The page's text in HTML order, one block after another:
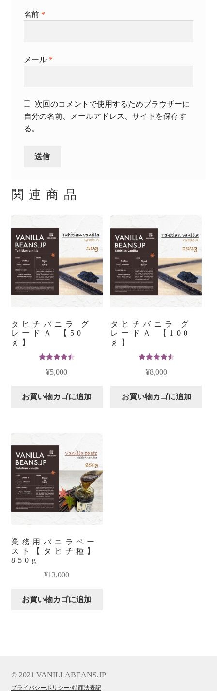
名前 *
メール *
次回のコメントで使用するためブラウザーに
自分の名前、メールアドレス、サイトを保存す
る。
関連商品
タヒチバニラ グ
レードＡ 【50
ｇ】
の評価
¥5,000
お買い物カゴに追加
タヒチバニラ グ
レードＡ 【100
ｇ】
の評価
¥8,000
お買い物カゴに追加
業務用バニラペー
スト【タヒチ種】
850g
¥13,000
お買い物カゴに追加
© 2021 VANILLABEANS.JP
プライバシーポリシー･特商法表記